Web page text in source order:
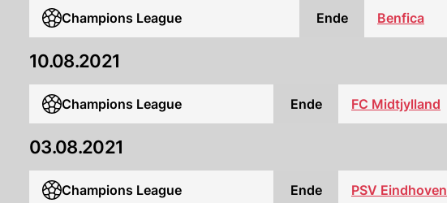
Champions League Ende Benfica
10.08.2021
Champions League Ende FC Midtjylland
03.08.2021
Champions League Ende PSV Eindhoven